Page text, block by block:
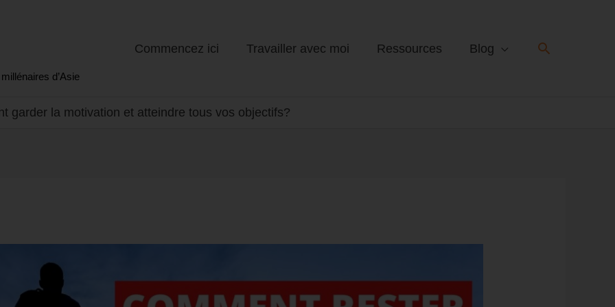
d’Asie
Commencez ici Travailler avec moi Ressources Blog
garder la motivation et atteindre tous vos objectifs?